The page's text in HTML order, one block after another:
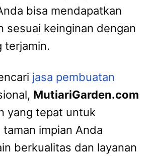
bisa mendapatkan
sesuai keinginan dengan
terjamin.
jasa pembuatan
MutiariGarden.com
yang tepat untuk
impian Anda
berkualitas dan layanan